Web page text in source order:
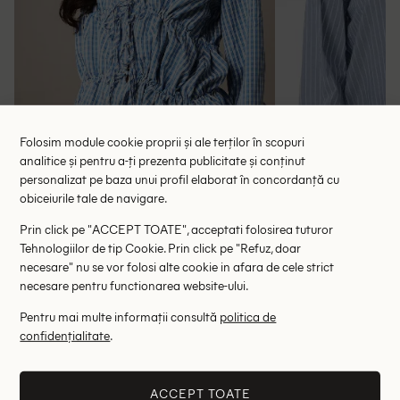
Bluza Missguided, albastru
62.50 lei
RRP: 125.00 lei
XL
Bluza Kaffe
Folosim module cookie proprii și ale terților în scopuri
analitice și pentru a-ți prezenta publicitate și conținut
personalizat pe baza unui profil elaborat în concordanță cu
obiceiurile tale de navigare.
Prin click pe "ACCEPT TOATE", acceptati folosirea tuturor
Tehnologiilor de tip Cookie. Prin click pe "Refuz, doar
necesare" nu se vor folosi alte cookie in afara de cele strict
necesare pentru functionarea website-ului.
Pentru mai multe informații consultă politica de
confidențialitate.
ACCEPT TOATE